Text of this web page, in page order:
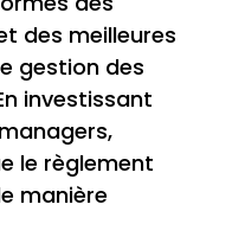
des meilleures
gestion des
investissant
le règlement
manière